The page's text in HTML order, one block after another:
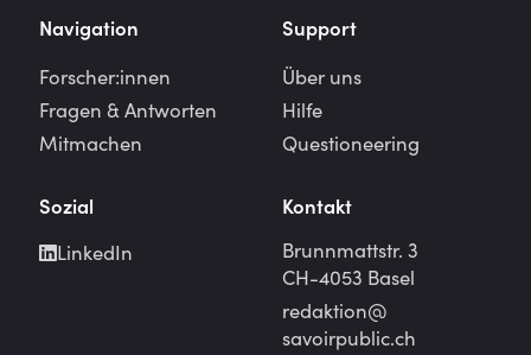
Navigation
Forscher:innen
Fragen & Antworten
Mitmachen
Support
Über uns
Hilfe
Questioneering
Sozial
LinkedIn
Kontakt
Brunnmattstr. 3
CH-4053 Basel
redaktion@
savoirpublic.ch